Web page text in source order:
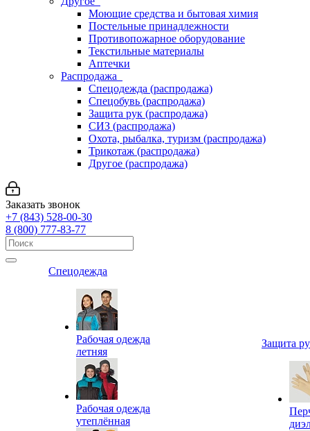
Моющие средства и бытовая химия
Постельные принадлежности
Противопожарное оборудование
Текстильные материалы
Аптечки
Распродажа
Спецодежда (распродажа)
Спецобувь (распродажа)
Защита рук (распродажа)
СИЗ (распродажа)
Охота, рыбалка, туризм (распродажа)
Трикотаж (распродажа)
Другое (распродажа)
Заказать звонок
+7 (843) 528-00-30
8 (800) 777-83-77
Спецодежда
Рабочая одежда
летняя
Рабочая одежда
утеплённая
Защита